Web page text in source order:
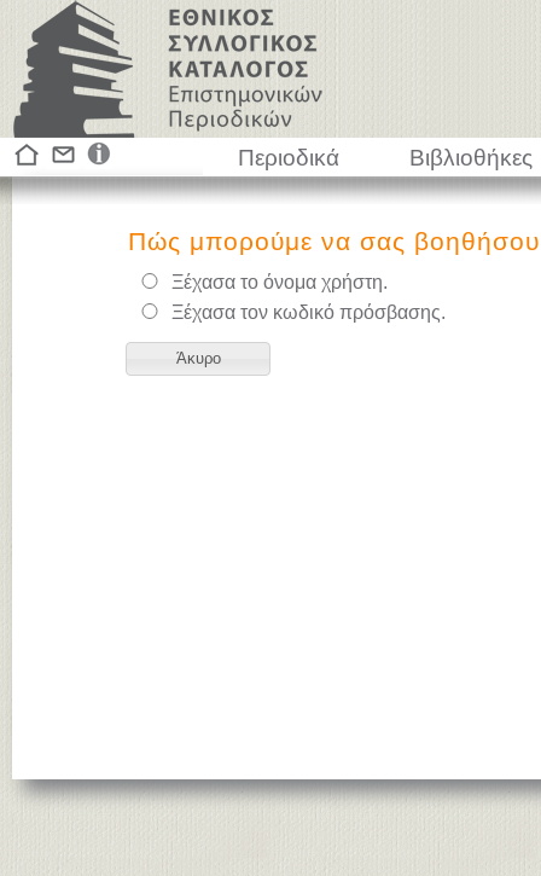
Περιοδικά Βιβλιοθήκες
Πώς μπορούμε να σας
Ξέχασα το όνομα χρήστη.
Ξέχασα τον κωδικό πρόσβασης.